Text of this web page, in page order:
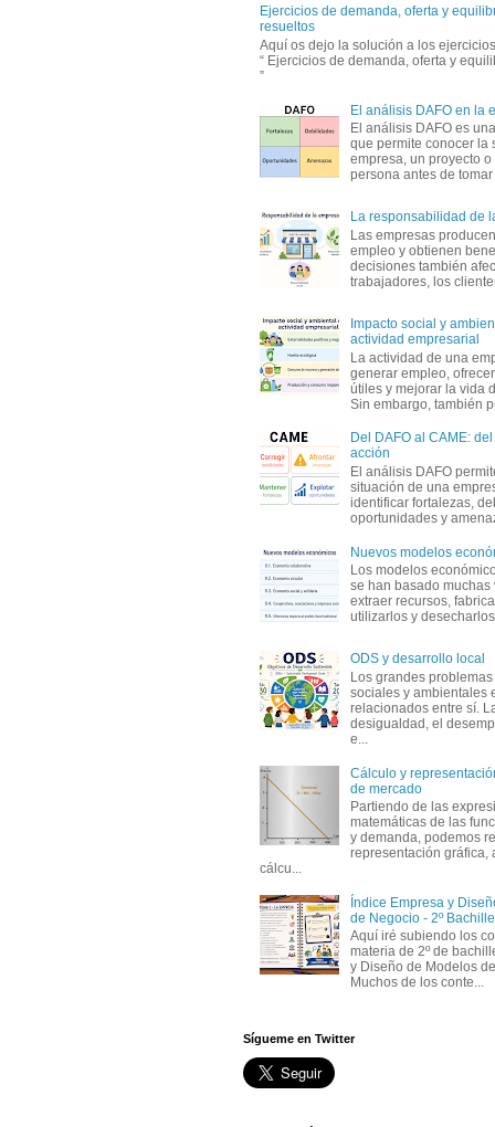
Ejercicios de demanda, oferta y
resueltos
Aquí os dejo la solución a los
“ Ejercicios de demanda, oferta y
”
El análisis DAFO en la
El análisis DAFO es
que permite conocer la
empresa, un proyecto
persona antes de
La responsabilidad de
Las empresas
empleo y obtienen
decisiones también
trabajadores, los
Impacto social y
actividad empresarial
La actividad de una
generar empleo,
útiles y mejorar la vida
Sin embargo, también
Del DAFO al CAME:
acción
El análisis DAFO
situación de una
identificar fortalezas,
oportunidades y
Nuevos modelos
Los modelos
se han basado muchas
extraer recursos,
utilizarlos y
ODS y desarrollo local
Los grandes
sociales y ambientales
relacionados entre sí.
desigualdad, el
e...
Cálculo y
de mercado
Partiendo de las
matemáticas de las
y demanda, podemos
representación gráfica,
cálcu...
Índice Empresa y
de Negocio - 2º
Aquí iré subiendo los
materia de 2º de
y Diseño de Modelos
Muchos de los conte...
Sígueme en Twitter